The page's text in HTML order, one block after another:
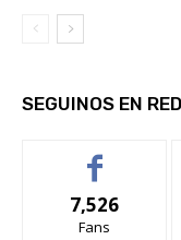
SEGUINOS EN
7,526
Fans